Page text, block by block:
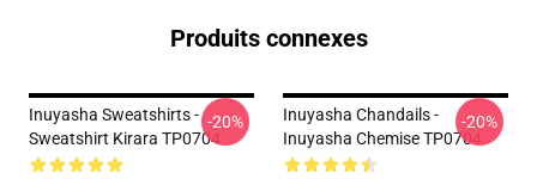
Produits connexes
Inuyasha Sweatshirts -
Sweatshirt Kirara TP0704
-20%
Inuyasha Chandails -
Inuyasha Chemise TP0704
-20%